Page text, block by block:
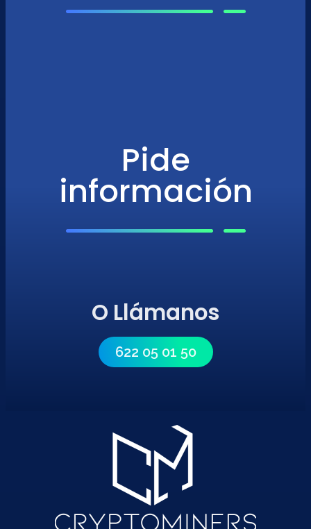
Pide
información
O Llámanos
622 05 01 50